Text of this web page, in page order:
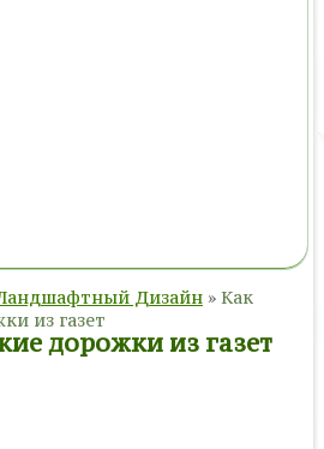
Дизайн » Как
из газет
дорожки из газет